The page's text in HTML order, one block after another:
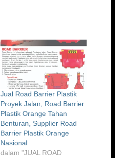
Jual Road Barrier Plastik
Proyek Jalan, Road Barrier
Plastik Orange Tahan
Benturan, Supplier Road
Barrier Plastik Orange
Nasional
dalam "JUAL ROAD